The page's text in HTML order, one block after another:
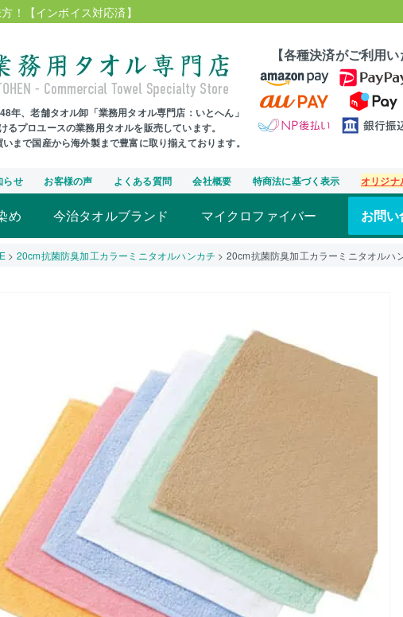
！ 【インボイス対応済】
年、老舗タオル卸「業務用タオル専門店：いとへん」
プロユースの業務用タオルを販売しています。
まで国産から海外製まで豊富に取り揃えております。
【各種決済がご利用い
らせ お客様の声 よくある質問 会社概要 特商法に基づく表示 オリジ
め 今治タオルブランド マイクロファイバー お問
20cm抗菌防臭加工カラーミニタオルハンカチ 20cm抗菌防臭加工カラーミニタオルハ